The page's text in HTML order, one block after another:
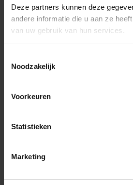
Deze partners kunnen deze
andere informatie die u aan ze
van uw gebruik van hun services.
Noodzakelijk
Voorkeuren
Statistieken
Marketing